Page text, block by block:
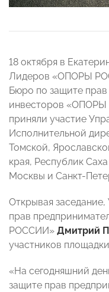
18 октября в
Лидеров «ОПОРЫ
Бюро по защите
инвесторов
приняли участие
Исполнительной
Томской,
края, Республик
Москвы и Санкт-
Открывая
прав
РОССИИ» Дмитрий
участников
«На сегодняшний
защите прав